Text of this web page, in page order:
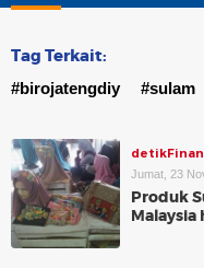
Tag Terkait:
#birojatengdiy #sulam
Jumat, 23
Produk
Malaysia